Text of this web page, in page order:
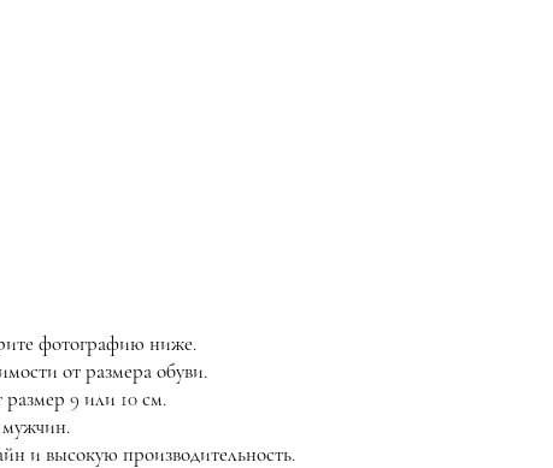
фотографию ниже.
от размера обуви.
9 или 10 см.
мужчин.
и высокую производительность.